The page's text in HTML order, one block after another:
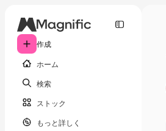
作成
ホーム
検索
ストック
もっと詳しく